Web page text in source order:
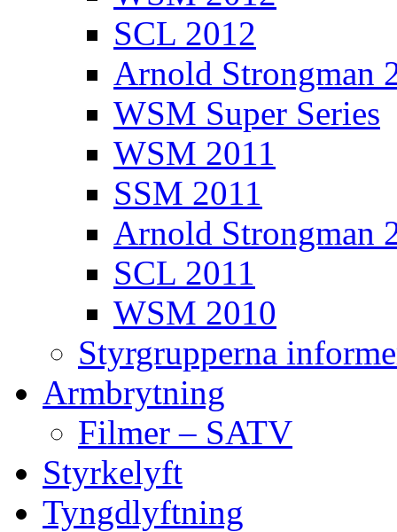
SCL 2012
Arnold Strongman
WSM Super Series
WSM 2011
SSM 2011
Arnold Strongman
SCL 2011
WSM 2010
Styrgrupperna
Armbrytning
Filmer – SATV
Styrkelyft
Tyngdlyftning